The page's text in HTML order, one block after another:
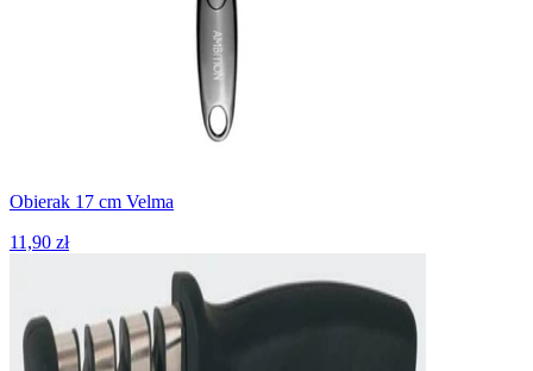
Obierak 17 cm Velma
11,90 zł